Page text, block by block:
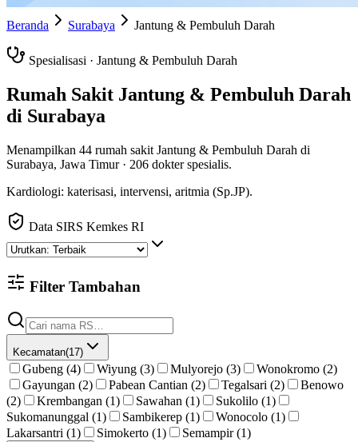
Beranda Surabaya Jantung & Pembuluh Darah
Spesialisasi · Jantung & Pembuluh Darah
Rumah Sakit Jantung & Pembuluh Darah
di Surabaya
Menampilkan 44 rumah sakit Jantung & Pembuluh Darah di
Surabaya, Jawa Timur· 206 dokter spesialis.
Kardiologi: katerisasi, intervensi, aritmia (Sp.JP).
Data SIRS Kemkes RI
Filter Tambahan
Kecamatan(17)
Gubeng (4) Wiyung (3) Mulyorejo (3)
Wonokromo (2)
Gayungan (2)
Pabean Cantian (2) Tegalsari (2)
Benowo
(2)
Krembangan (1) Sawahan (1)
Sukolilo (1)
Sukomanunggal (1)
Sambikerep (1)
Wonocolo (1)
Lakarsantri (1)
Simokerto (1) Semampir (1)